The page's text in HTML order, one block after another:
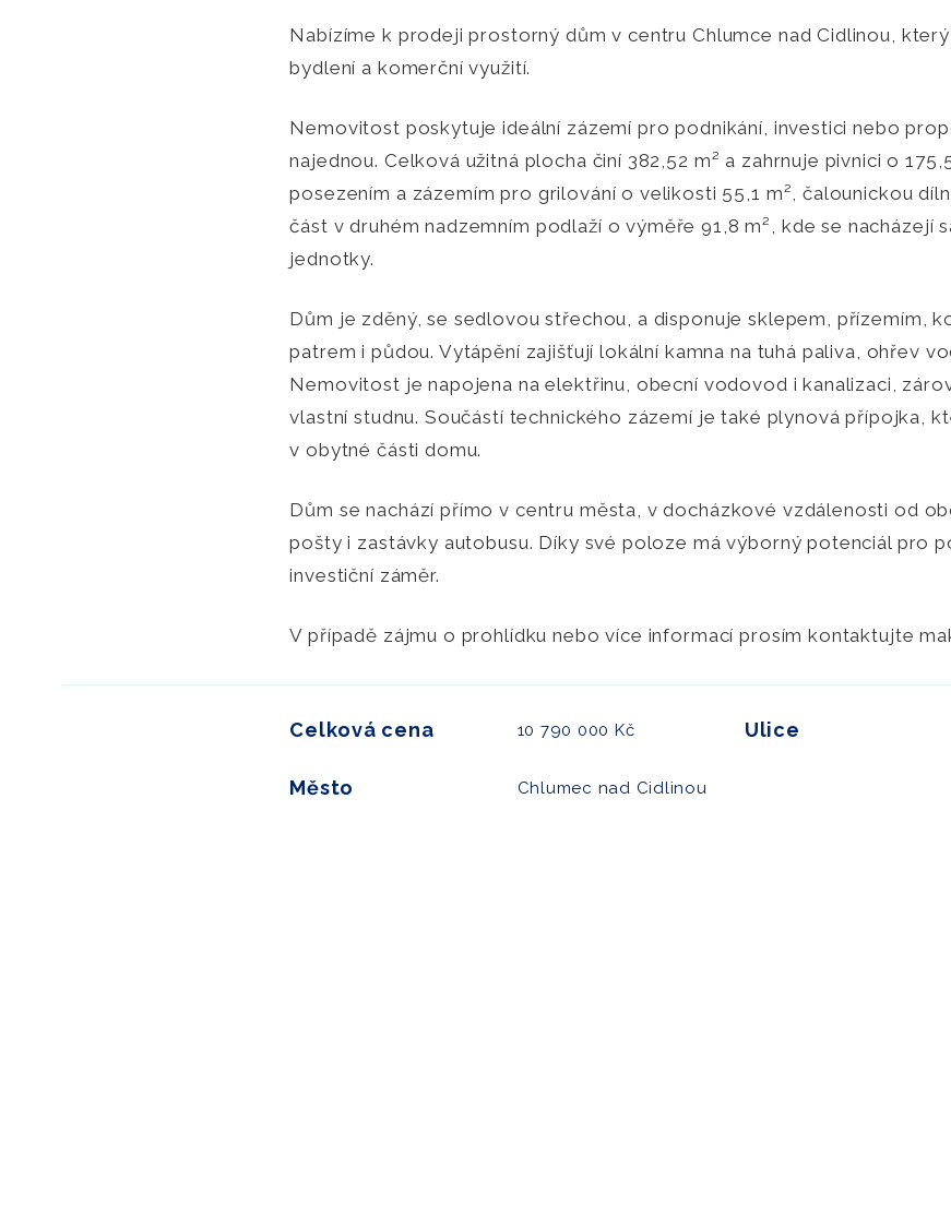
Nabízíme k prodeji prostorný dům v centru Chlumce nad Cidlinou,
bydlení a komerční využití.
Nemovitost poskytuje ideální zázemí pro podnikání, investici nebo
najednou. Celková užitná plocha činí 382,52 m² a zahrnuje pivnici o
posezením a zázemím pro grilování o velikosti 55,1 m², čalounickou
část v druhém nadzemním podlaží o výměře 91,8 m², kde se nacházejí
jednotky.
Dům je zděný, se sedlovou střechou, a disponuje sklepem, přízemím,
patrem i půdou. Vytápění zajišťují lokální kamna na tuhá paliva, ohřev
Nemovitost je napojena na elektřinu, obecní vodovod i kanalizaci,
vlastní studnu. Součástí technického zázemí je také plynová přípojka,
v obytné části domu.
Dům se nachází přímo v centru města, v docházkové vzdálenosti od
pošty i zastávky autobusu. Díky své poloze má výborný potenciál pro
investiční záměr.
V případě zájmu o prohlídku nebo více informací prosím kontaktujte
Celková cena 10 790 000 Kč Ulice
Město Chlumec nad Cidlinou